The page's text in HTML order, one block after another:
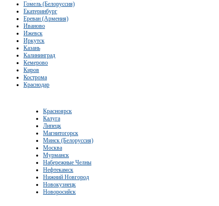
Гомель (Белоруссия)
Екатеринбург
Ереван (Армения)
Иваново
Ижевск
Иркутск
Казань
Калининград
Кемерово
Киров
Кострома
Краснодар
Красноярск
Калуга
Липецк
Магнитогорск
Минск (Белоруссия)
Москва
Мурманск
Набережные Челны
Нефтекамск
Нижний Новгород
Новокузнецк
Новоросийск